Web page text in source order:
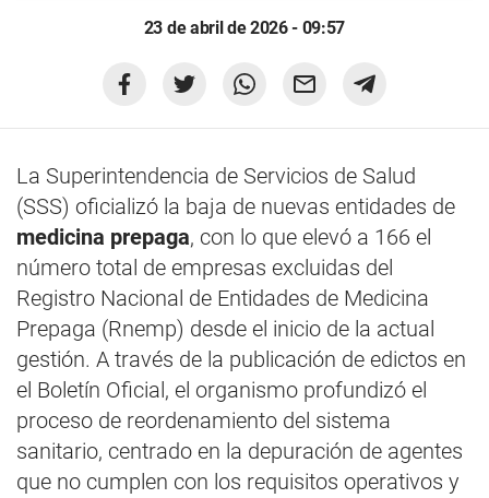
23 de abril de 2026 - 09:57
La Superintendencia de Servicios de Salud
(SSS) oficializó la baja de nuevas entidades de
medicina prepaga, con lo que elevó a 166 el
número total de empresas excluidas del
Registro Nacional de Entidades de Medicina
Prepaga (Rnemp) desde el inicio de la actual
gestión. A través de la publicación de edictos en
el Boletín Oficial, el organismo profundizó el
proceso de reordenamiento del sistema
sanitario, centrado en la depuración de agentes
que no cumplen con los requisitos operativos y